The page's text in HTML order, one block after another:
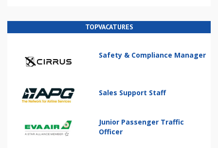
TOPVACATURES
Safety & Compliance Manager
Sales Support Staff
Junior Passenger Traffic
Officer